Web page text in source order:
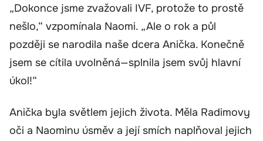
„Dokonce jsme zvažovali IVF, protože to prostě
nešlo,“ vzpomínala Naomi. „Ale o rok a půl
později se narodila naše dcera Anička. Konečně
jsem se cítila uvolněná—splnila jsem svůj hlavní
úkol!“
Anička byla světlem jejich života. Měla Radimovy
oči a Naominu úsměv a její smích naplňoval jejich